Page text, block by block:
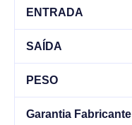
ENTRADA
SAÍDA
PESO
Garantia Fabricante